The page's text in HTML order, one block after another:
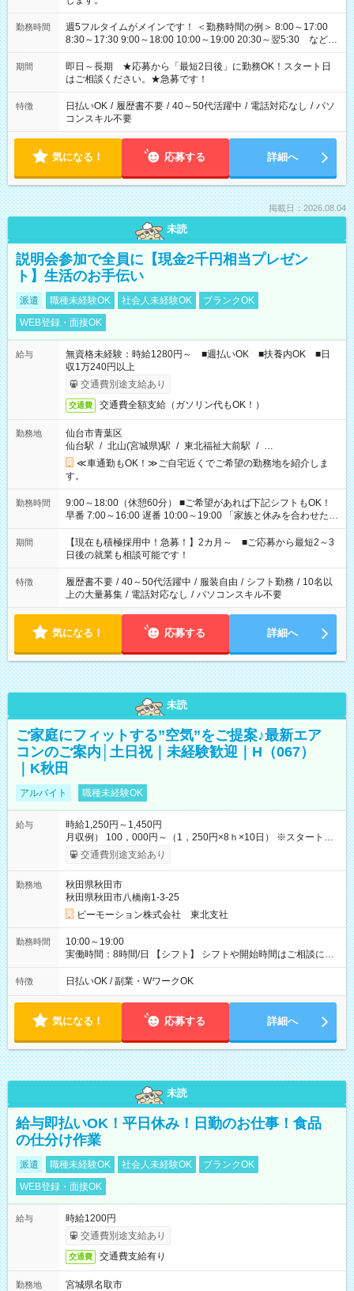
勤務時間
週5フルタイムがメインです！ ＜勤務時間の例＞ 8:00～17:00
8:30～17:30 9:00～18:00 10:00～19:00 20:30～翌5:30 など ★
その他にも勤務時間多数！ 日勤のみ、残業なし、交替制など
ご希望を教えてください！
期間
即日～長期 ★応募から「最短2日後」に勤務OK！スタート日
はご相談ください。★急募です！
特徴 日払いOK / 履歴書不要 / 40～50代活躍中 / 電話対応なし / パソ
コンスキル不要
気になる！ 応募する 詳細へ
掲載日：2026.08.04
未読
説明会参加で全員に【現金2千円相当プレゼン
ト】生活のお手伝い
派遣 職種未経験OK 社会人未経験OK
ブランクOK
WEB登録・面接OK
給与
無資格未経験：時給1280円～ ■週払いOK ■扶養内OK ■日
収1万240円以上
交通費別途支給あり
交通費 交通費全額支給（ガソリン代もOK！）
勤務地
仙台市青葉区
仙台駅 / 北山(宮城県)駅 / 東北福祉大前駅 / …
≪車通勤もOK！≫ご自宅近くでご希望の勤務地を紹介しま
す。
勤務時間
9:00～18:00（休憩60分） ■ご希望があれば下記シフトもOK！
早番 7:00～16:00 遅番 10:00～19:00 「家族と休みを合わせた
い」 「余裕を持って夕飯の準備がしたい」 「できれば残業はし
たくない」 など、ご希望を教えてくださいね。 ※Wワーク希望
の方へ 今ご覧のお仕事で希望する勤務時間と、もう1つのお仕事
の勤務時間。 合計で週40時間を超える場合は応募できません。
期間
【現在も積極採用中！急募！】2カ月～ ■ご応募から最短2～3
日後の就業も相談可能です！
特徴 履歴書不要 / 40～50代活躍中 / 服装自由 / シフト勤務 / 10名以
上の大量募集 / 電話対応なし / パソコンスキル不要
気になる！ 応募する 詳細へ
未読
ご家庭にフィットする”空気”をご提案♪最新エア
コンのご案内│土日祝｜未経験歓迎｜H（067）
｜K秋田
アルバイト 職種未経験OK
給与
時給1,250円～1,450円
月収例） 100，000円～（1，250円×8ｈ×10日） ※スタート時
給は経験・能力等を考慮 【給与支給日】 月末締めの翌月15日払
い ＊15日が土日祝の場合は前日の平日 ＊日払いも選べます！
場合ガソリン代を支給（勤務地などの条件・規定あり） 【試用
期間】試用期間なし
交通費別途支給あり
勤務地
秋田県秋田市
秋田県秋田市八橋南1-3-25
ビーモーション株式会社 東北支社
勤務時間
10:00～19:00
実働時間：8時間/日 【シフト】 シフトや開始時間はご相談に応
じます。 【休憩】 休憩60分（昼40分/夕方20分） 【残業】 残業
はほぼありません。
特徴 日払いOK / 副業・WワークOK
気になる！ 応募する 詳細へ
未読
給与即払いOK！平日休み！日勤のお仕事！食品
の仕分け作業
派遣 職種未経験OK 社会人未経験OK
ブランクOK
WEB登録・面接OK
給与
時給1200円
交通費別途支給あり
交通費 交通費支給有り
勤務地
宮城県名取市